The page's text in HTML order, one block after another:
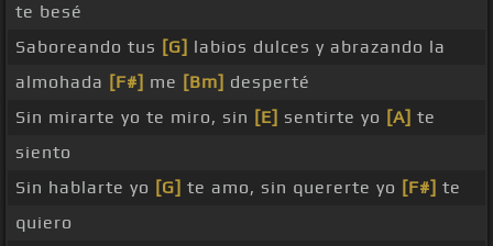
te besé
Saboreando tus [G] labios dulces y abrazando la
almohada [F#] me [Bm] desperté
Sin mirarte yo te miro, sin [E] sentirte yo [A] te
siento
Sin hablarte yo [G] te amo, sin quererte yo [F#] te
quiero